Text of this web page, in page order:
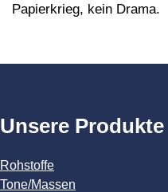
Papierkrieg, kein Drama.
Unsere Produkte
Rohstoffe
Tone/Massen